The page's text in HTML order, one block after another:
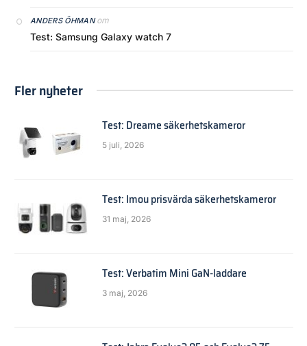
ANDERS ÖHMANom
Test: Samsung Galaxy watch 7
Fler nyheter
Test: Dreame säkerhetskameror
5 juli, 2026
Test: Imou prisvärda säkerhetskameror
31 maj, 2026
Test: Verbatim Mini GaN-laddare
3 maj, 2026